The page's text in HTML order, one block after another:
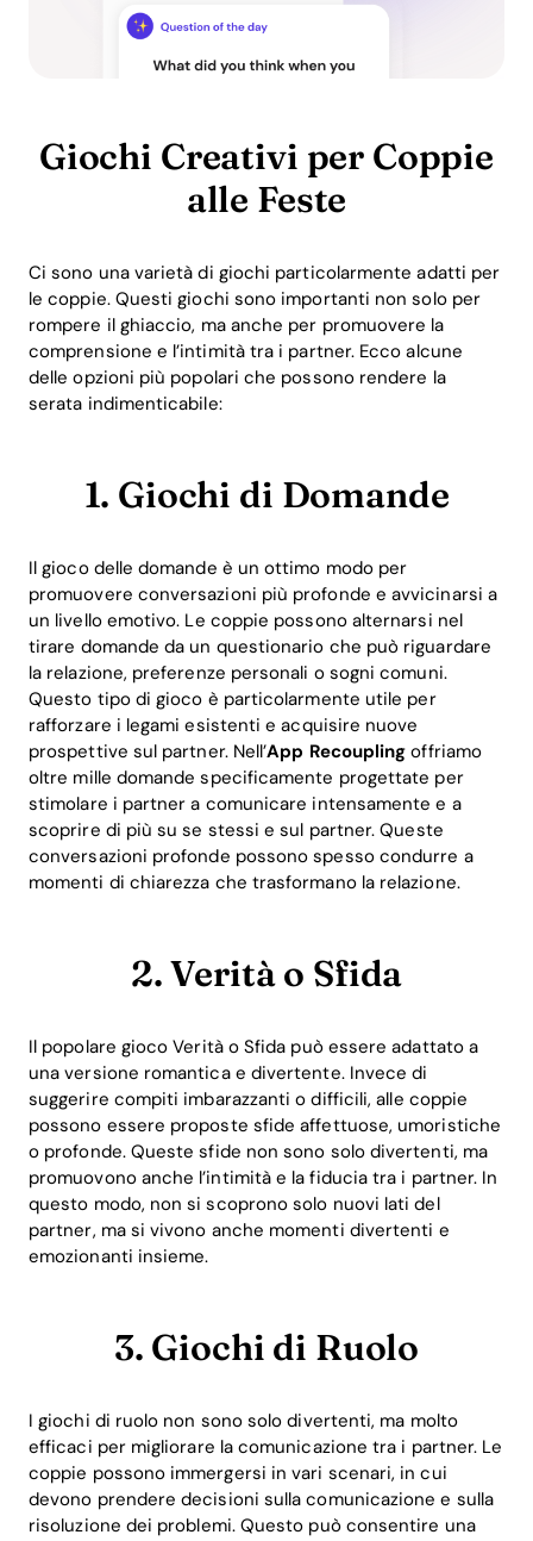
Giochi Creativi per Coppie
alle Feste
Ci sono una varietà di giochi particolarmente adatti per
le coppie. Questi giochi sono importanti non solo per
rompere il ghiaccio, ma anche per promuovere la
comprensione e l’intimità tra i partner. Ecco alcune
delle opzioni più popolari che possono rendere la
serata indimenticabile:
1. Giochi di Domande
Il gioco delle domande è un ottimo modo per
promuovere conversazioni più profonde e avvicinarsi a
un livello emotivo. Le coppie possono alternarsi nel
tirare domande da un questionario che può riguardare
la relazione, preferenze personali o sogni comuni.
Questo tipo di gioco è particolarmente utile per
rafforzare i legami esistenti e acquisire nuove
prospettive sul partner. Nell’App Recoupling offriamo
oltre mille domande specificamente progettate per
stimolare i partner a comunicare intensamente e a
scoprire di più su se stessi e sul partner. Queste
conversazioni profonde possono spesso condurre a
momenti di chiarezza che trasformano la relazione.
2. Verità o Sfida
Il popolare gioco Verità o Sfida può essere adattato a
una versione romantica e divertente. Invece di
suggerire compiti imbarazzanti o difficili, alle coppie
possono essere proposte sfide affettuose, umoristiche
o profonde. Queste sfide non sono solo divertenti, ma
promuovono anche l’intimità e la fiducia tra i partner. In
questo modo, non si scoprono solo nuovi lati del
partner, ma si vivono anche momenti divertenti e
emozionanti insieme.
3. Giochi di Ruolo
I giochi di ruolo non sono solo divertenti, ma molto
efficaci per migliorare la comunicazione tra i partner. Le
coppie possono immergersi in vari scenari, in cui
devono prendere decisioni sulla comunicazione e sulla
risoluzione dei problemi. Questo può consentire una